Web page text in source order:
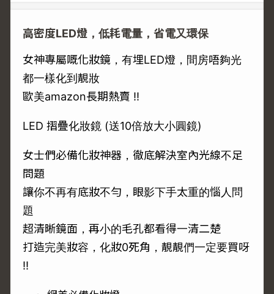
高密度LED燈，低耗電量，省電又環保
女神專屬嘅化妝鏡，有埋LED燈，間房唔夠光
都一樣化到靚妝
歐美amazon長期熱賣 !!
LED 摺疊化妝鏡 (送10倍放大小圓鏡)
女士們必備化妝神器，徹底解決室內光線不足
問題
讓你不再有底妝不勻，眼影下手太重的惱人問
題
超清晰鏡面，再小的毛孔都看得一清二楚
打造完美妝容，化妝0死角，靚靚們一定要買呀
!!